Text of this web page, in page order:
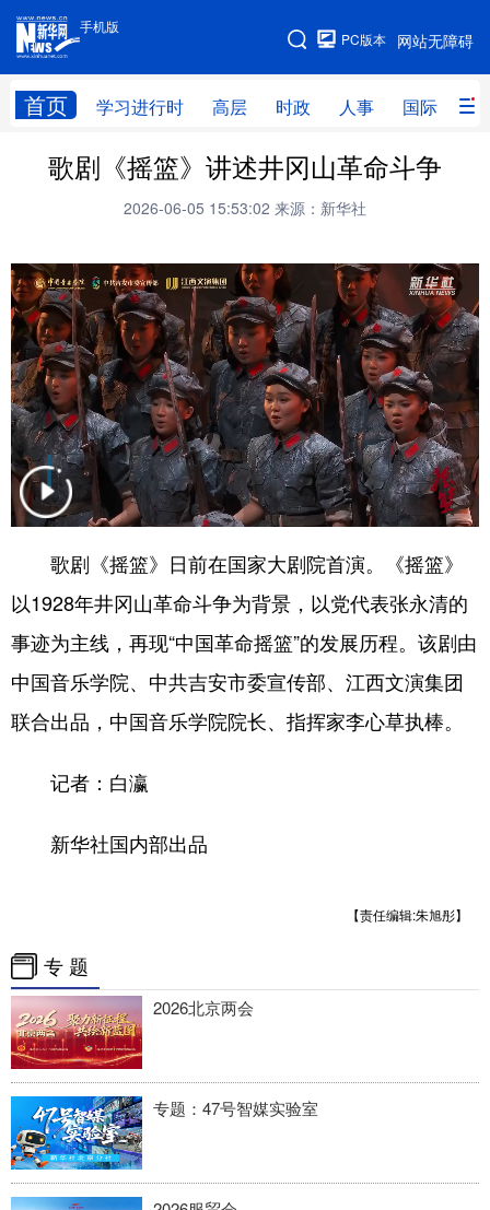
手机版
网站无障碍
PC版本
首页 学习进行时 高层 时政 人事 国际 财
手机版
网站地图
学习进行时 高层 时政 人事
财经 网评
科技 科普 体育 文化
健康 军事 访谈 视频
图片 中央文件 金融 汽车
食品 人居 信息化 乡村振兴
溯源中国 城市 旅游 能源
会展 彩票 娱乐 时尚
悦读 公益 书画 一带一路
地方频道
浙江 安徽
四川 贵州 云南 西藏
陕西
新疆 内蒙古 黑龙江
多语种频道
歌剧《摇篮》讲述井冈山革命斗争
2026-06-05 15:53:02 来源：新华社
歌剧《摇篮》日前在国家大剧院首演。《摇篮》
以1928年井冈山革命斗争为背景，以党代表张永清的
事迹为主线，再现“中国革命摇篮”的发展历程。该剧由
中国音乐学院、中共吉安市委宣传部、江西文演集团
联合出品，中国音乐学院院长、指挥家李心草执棒。
记者：白瀛
新华社国内部出品
【责任编辑:朱旭彤】
专 题
2026北京两会
专题：47号智媒实验室